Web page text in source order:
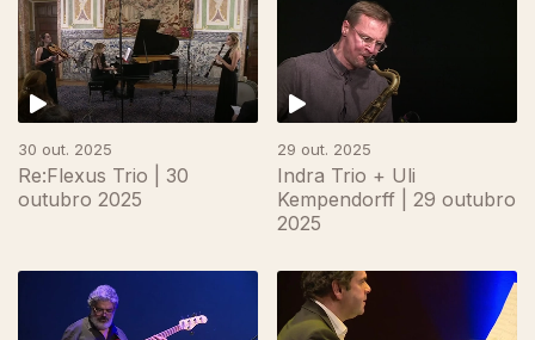
30 out. 2025
Re:Flexus Trio | 30
outubro 2025
29 out. 2025
Indra Trio + Uli
Kempendorff | 29 outubro
2025